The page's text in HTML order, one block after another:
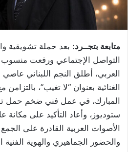
متابعة بتجــرد: بعد حملة تشويقية
التواصل الإجتماعي ورفعت منسوب
العربي، أطلق النجم اللبناني
الغنائية بعنوان “لا تغيب”،
المبارك، في عمل فني ضخم حمل
ستوديوز، وأعاد التأكيد على
الأصوات العربية القادرة على
والحضور الجماهيري والهوية الفنية